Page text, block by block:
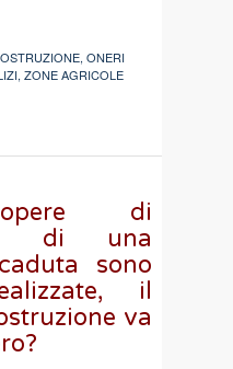
,ONERI
,ZONE AGRICOLE
di
di una
sono
il
va